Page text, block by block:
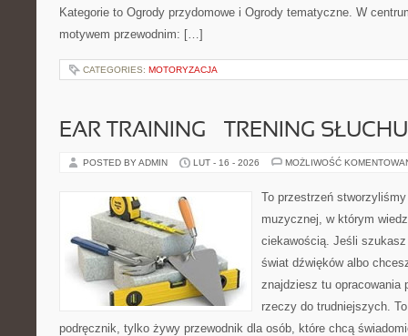
Kategorie to Ogrody przydomowe i Ogrody tematyczne. W
motywem przewodnim: […]
CATEGORIES: MOTORYZACJA
EAR TRAINING – TRENING SŁUCHU
POSTED BY ADMIN LUT - 16 - 2026 MOŻLIWOŚĆ
To przestrzeń
muzycznej, w którym
ciekawością. Jeśli
świat dźwięków albo
znajdziesz tu opracowania
rzeczy do trudniejszych.
podręcznik, tylko żywy przewodnik dla osób, które chcą